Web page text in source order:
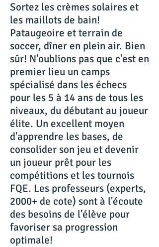
Sortez les crèmes solaires et
les maillots de bain!
Pataugeoire et terrain de
soccer, dîner en plein air. Bien
sûr! N'oublions pas que c'est en
premier lieu un camps
spécialisé dans les échecs
pour les 5 à 14 ans de tous les
niveaux, du débutant au joueur
élite. Un excellent moyen
d'apprendre les bases, de
consolider son jeu et devenir
un joueur prêt pour les
compétitions et les tournois
FQE. Les professeurs (experts,
2000+ de cote) sont à l'écoute
des besoins de l'élève pour
favoriser sa progression
optimale!